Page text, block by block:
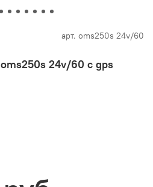
арт. oms250s 24v/60
24v/60 c gps